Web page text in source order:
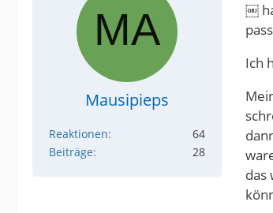
Mausipieps
Reaktionen
64
Beiträge
28
￼
Ich
das